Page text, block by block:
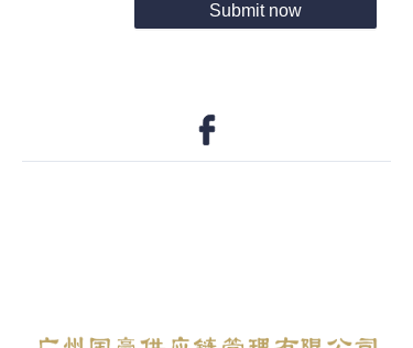
Submit now